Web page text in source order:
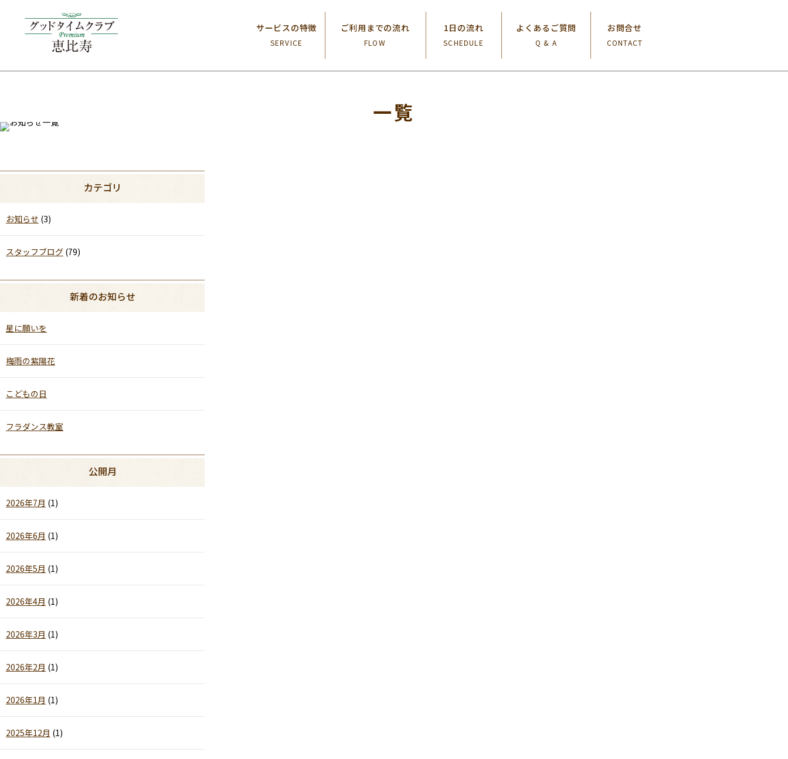
サービスの特徴
SERVICE
ご利用までの流れ
FLOW
1日の流れ
SCHEDULE
よくあるご質問
Q & A
お問合せ
CONTACT
一覧
カテゴリ
お知らせ (3)
スタッフブログ (79)
新着のお知らせ
星に願いを
梅雨の紫陽花
こどもの日
フラダンス教室
公開月
2026年7月 (1)
2026年6月 (1)
2026年5月 (1)
2026年4月 (1)
2026年3月 (1)
2026年2月 (1)
2026年1月 (1)
2025年12月 (1)